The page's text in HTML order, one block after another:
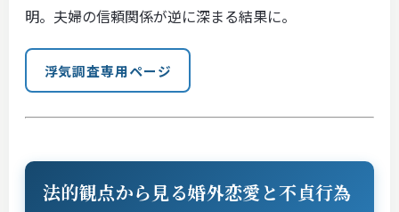
明。夫婦の信頼関係が逆に深まる結果に。
浮気調査専用ページ
法的観点から見る婚外恋愛と不貞行為